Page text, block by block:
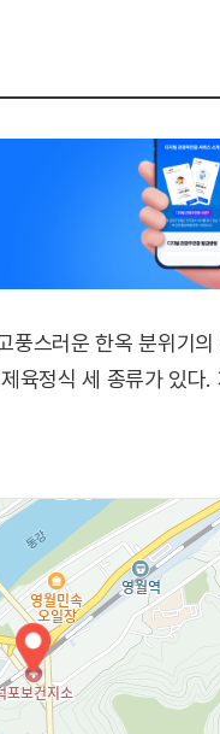
스러운 한옥 분위기
육정식 세 종류가 있다